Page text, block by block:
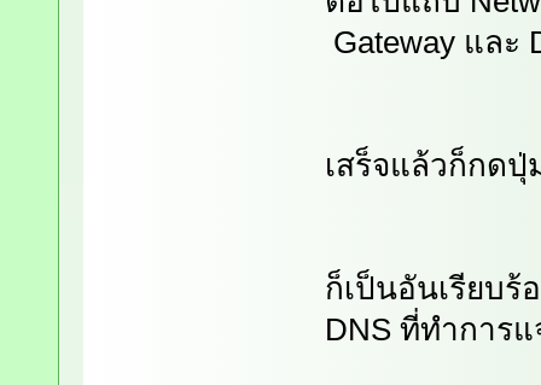
Gateway และ
เสร็จแล้วก็กดปุ่
ก็เป็นอันเรียบร้
DNS ที่ทำการ